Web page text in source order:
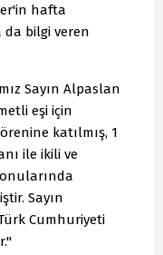
hafta
da bilgi veren
Sayın Alpaslan
eşi için
katılmış, 1
ile ikili ve
Sayın
Cumhuriyeti